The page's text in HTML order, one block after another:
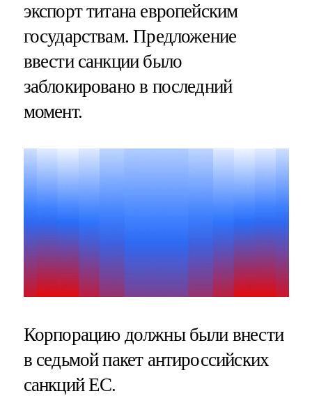
экспорт титана европейским
государствам. Предложение
ввести санкции было
заблокировано в последний
момент.
Корпорацию должны были внести
в седьмой пакет антироссийских
санкций ЕС.